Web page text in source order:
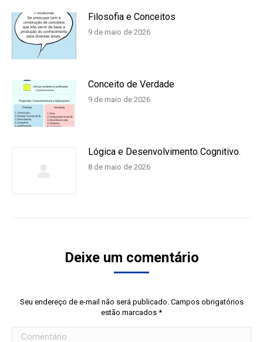
Filosofia e Conceitos
9 de maio de 2026
Conceito de Verdade
9 de maio de 2026
Lógica e Desenvolvimento Cognitivo.
8 de maio de 2026
Deixe um comentário
Seu endereço de e-mail não será publicado. Campos obrigatórios
estão marcados *
Comentário